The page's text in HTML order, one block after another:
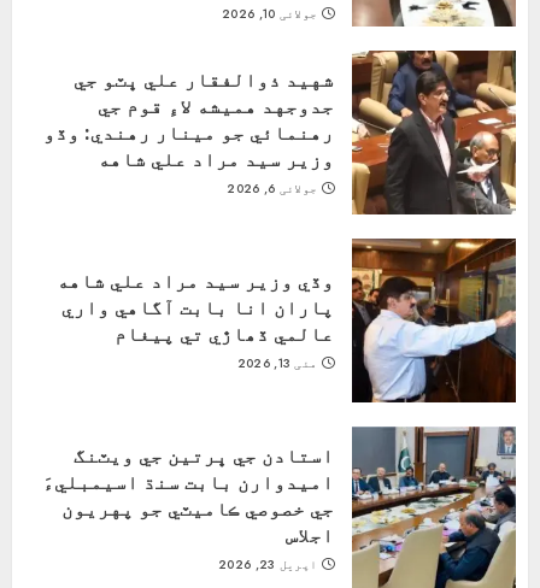
جولائی 10, 2026
شهيد ذوالفقار علي ڀٽو جي
جدوجهد هميشه لاءِ قوم جي
رهنمائي جو مينار رهندي: وڏو
وزير سيد مراد علي شاهه
جولائی 6, 2026
وڏي وزير سيد مراد علي شاهه
پاران انا بابت آگاهي واري
عالمي ڏھاڙي تي پيغام
مئی 13, 2026
استادن جي ڀرتين جي ويٽنگ
اميدوارن بابت سنڌ اسيمبليءَ
جي خصوصي ڪاميٽي جو پهريون
اجلاس
اپریل 23, 2026